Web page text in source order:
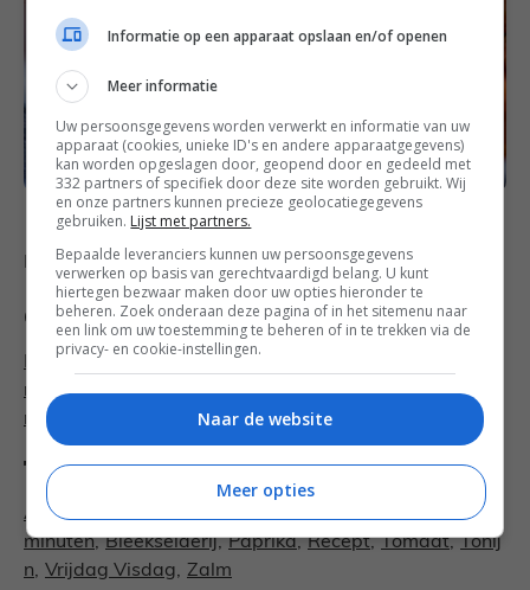
Recept: Francesca, Fotografie:DeedyLicious
Categorieën
Hoofdgerecht recepten Gezonde recepten
recepten, Makkelijke recepten, Stoofrecepten, Vis
recepten
Tags
Ansjovis
minuten, Bleekselderij, Paprika, Recept, Tomaat, Tonij
n, Vrijdag Visdag, Zalm
Informatie op een apparaat opslaan en/of openen
Meer informatie
Uw persoonsgegevens worden verwerkt en informatie van uw
apparaat (cookies, unieke ID's en andere apparaatgegevens)
kan worden opgeslagen door, geopend door en gedeeld met
332 partners of specifiek door deze site worden gebruikt. Wij
en onze partners kunnen precieze geolocatiegegevens
gebruiken. Lijst met partners.
Bepaalde leveranciers kunnen uw persoonsgegevens
verwerken op basis van gerechtvaardigd belang. U kunt
hiertegen bezwaar maken door uw opties hieronder te
beheren. Zoek onderaan deze pagina of in het sitemenu naar
een link om uw toestemming te beheren of in te trekken via de
privacy- en cookie-instellingen.
Naar de website
Meer opties